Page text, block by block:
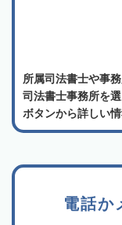
所属司法書士や事
司法書士事務所を
ボタンから詳しい
電話か